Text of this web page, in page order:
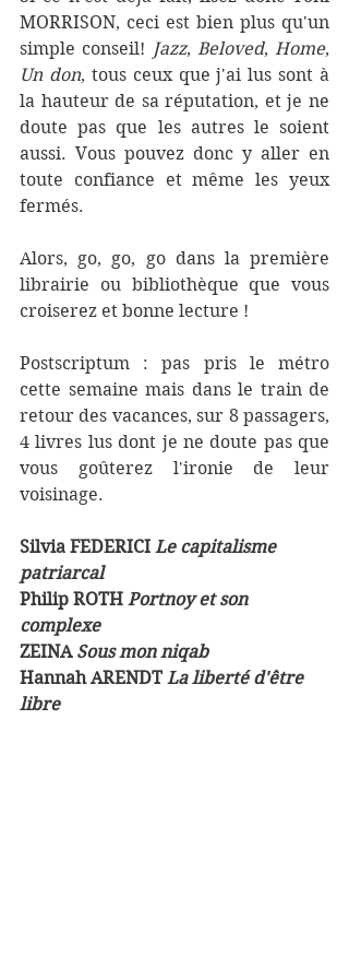
MORRISON, ceci est bien plus qu'un
simple conseil! Jazz, Beloved, Home
Un don, tous ceux que j'ai lus sont à
la hauteur de sa réputation, et je ne
doute pas que les autres le soient
aussi. Vous pouvez donc y aller en
toute confiance et même les yeux
fermés.
Alors, go, go, go dans la première
librairie ou bibliothèque que vous
croiserez et bonne lecture !
Postscriptum : pas pris le métro
cette semaine mais dans le train de
retour des vacances, sur 8 passagers,
4 livres lus dont je ne doute pas que
vous goûterez l'ironie de leur
voisinage.
Silvia FEDERICI Le capitalisme
patriarcal
Philip ROTH Portnoy et son
complexe
ZEINA Sous mon niqab
Hannah ARENDT La liberté d'être
libre